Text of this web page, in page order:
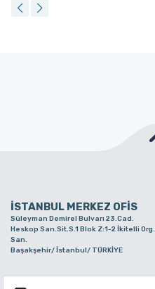
İSTANBUL MERKEZ OFİS
Süleyman Demirel Bulvarı 23.Cad.
Heskop San.Sit.S.1 Blok Z:1-2 İkitelli Org.
San.
Başakşehir/ İstanbul/ TÜRKİYE